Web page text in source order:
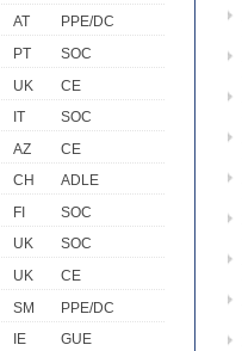
AT
PPE/DC
PT
SOC
UK
CE
IT
SOC
AZ
CE
CH
ADLE
FI
SOC
UK
SOC
UK
CE
SM
PPE/DC
IE
GUE